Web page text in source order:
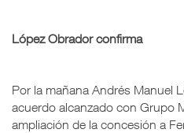
López Obrador confirma
Por la mañana Andrés Manuel
acuerdo alcanzado con Grupo
ampliación de la concesión a